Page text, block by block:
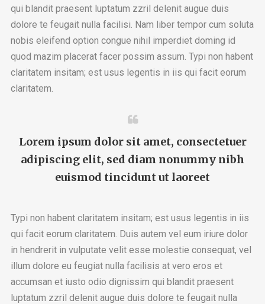
qui blandit praesent luptatum zzril delenit augue duis
dolore te feugait nulla facilisi. Nam liber tempor cum soluta
nobis eleifend option congue nihil imperdiet doming id
quod mazim placerat facer possim assum. Typi non habent
claritatem insitam; est usus legentis in iis qui facit eorum
claritatem.
Lorem ipsum dolor sit amet, consectetuer
adipiscing elit, sed diam nonummy nibh
euismod tincidunt ut laoreet
Typi non habent claritatem insitam; est usus legentis in iis
qui facit eorum claritatem. Duis autem vel eum iriure dolor
in hendrerit in vulputate velit esse molestie consequat, vel
illum dolore eu feugiat nulla facilisis at vero eros et
accumsan et iusto odio dignissim qui blandit praesent
luptatum zzril delenit augue duis dolore te feugait nulla